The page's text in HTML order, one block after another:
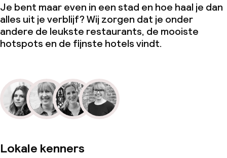
Je bent maar even in een stad en hoe haal je dan
alles uit je verblijf? Wij zorgen dat je onder
andere de leukste restaurants, de mooiste
hotspots en de fijnste hotels vindt.
Lokale kenners